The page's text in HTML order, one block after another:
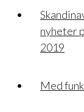
nyheter
2019
Med